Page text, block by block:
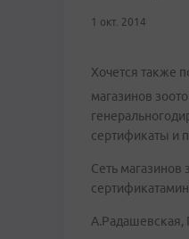
1 окт. 2014
Хочется также
магазинов
сертификаты и
Сеть магазинов
А.Радашевская,